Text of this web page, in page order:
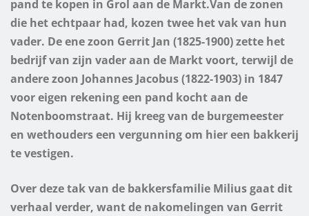
pand te kopen in Grol aan de Markt.Van de zonen
die het echtpaar had, kozen twee het vak van hun
vader. De ene zoon Gerrit Jan (1825-1900) zette het
bedrijf van zijn vader aan de Markt voort, terwijl de
andere zoon Johannes Jacobus (1822-1903) in 1847
voor eigen rekening een pand kocht aan de
Notenboomstraat. Hij kreeg van de burgemeester
en wethouders een vergunning om hier een bakkerij
te vestigen.
Over deze tak van de bakkersfamilie Milius gaat dit
verhaal verder, want de nakomelingen van Gerrit